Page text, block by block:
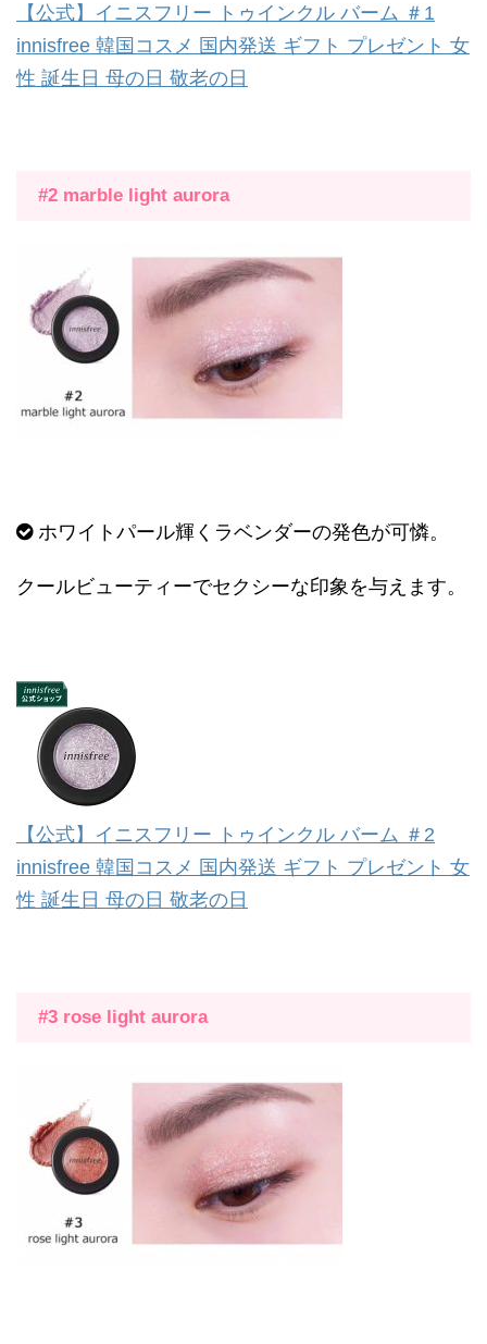
【公式】イニスフリー トゥインクル バーム ＃1
innisfree 韓国コスメ 国内発送 ギフト プレゼント 女
性 誕生日 母の日 敬老の日
#2 marble light aurora
ホワイトパール輝くラベンダーの発色が可憐。
クールビューティーでセクシーな印象を与えます。
【公式】イニスフリー トゥインクル バーム ＃2
innisfree 韓国コスメ 国内発送 ギフト プレゼント 女
性 誕生日 母の日 敬老の日
#3 rose light aurora